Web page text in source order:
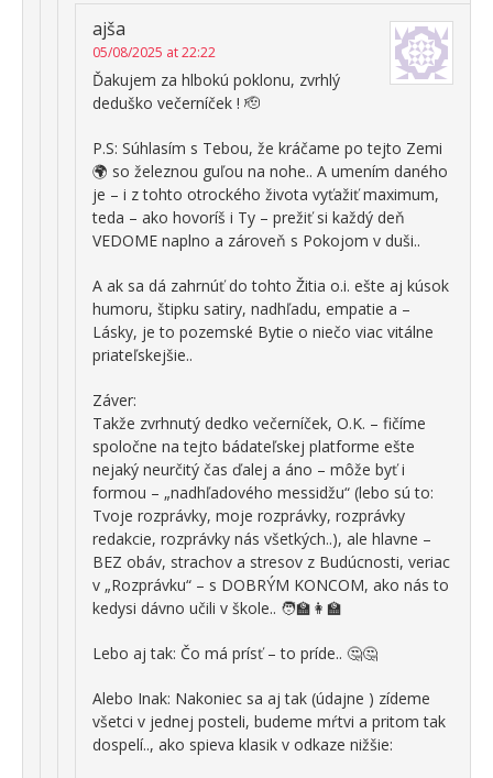
ajša
05/08/2025 at 22:22
Ďakujem za hlbokú poklonu, zvrhlý
deduško večerníček ! 🫡
P.S: Súhlasím s Tebou, že kráčame po tejto Zemi
🌍 so železnou guľou na nohe.. A umením daného
je – i z tohto otrockého života vyťažiť maximum,
teda – ako hovoríš i Ty – prežiť si každý deň
VEDOME naplno a zároveň s Pokojom v duši..
A ak sa dá zahrnúť do tohto Žitia o.i. ešte aj kúsok
humoru, štipku satiry, nadhľadu, empatie a –
Lásky, je to pozemské Bytie o niečo viac vitálne
priateľskejšie..
Záver:
Takže zvrhnutý dedko večerníček, O.K. – fičíme
spoločne na tejto bádateľskej platforme ešte
nejaký neurčitý čas ďalej a áno – môže byť i
formou – „nadhľadového messidžu“ (lebo sú to:
Tvoje rozprávky, moje rozprávky, rozprávky
redakcie, rozprávky nás všetkých..), ale hlavne –
BEZ obáv, strachov a stresov z Budúcnosti, veriac
v „Rozprávku“ – s DOBRÝM KONCOM, ako nás to
kedysi dávno učili v škole.. 🧑‍🏫👩‍🏫
Lebo aj tak: Čo má prísť – to príde.. 🤔🤔
Alebo Inak: Nakoniec sa aj tak (údajne ) zídeme
všetci v jednej posteli, budeme mŕtvi a pritom tak
dospelí.., ako spieva klasik v odkaze nižšie: